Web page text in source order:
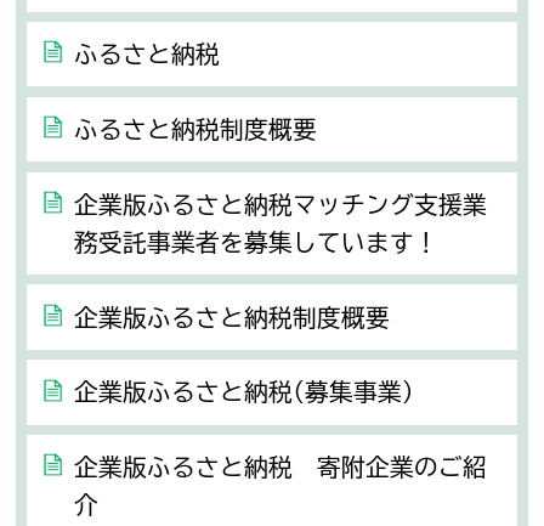
ふるさと納税
ふるさと納税制度概要
企業版ふるさと納税マッチング支援業
務受託事業者を募集しています！
企業版ふるさと納税制度概要
企業版ふるさと納税(募集事業)
企業版ふるさと納税 寄附企業のご紹
介